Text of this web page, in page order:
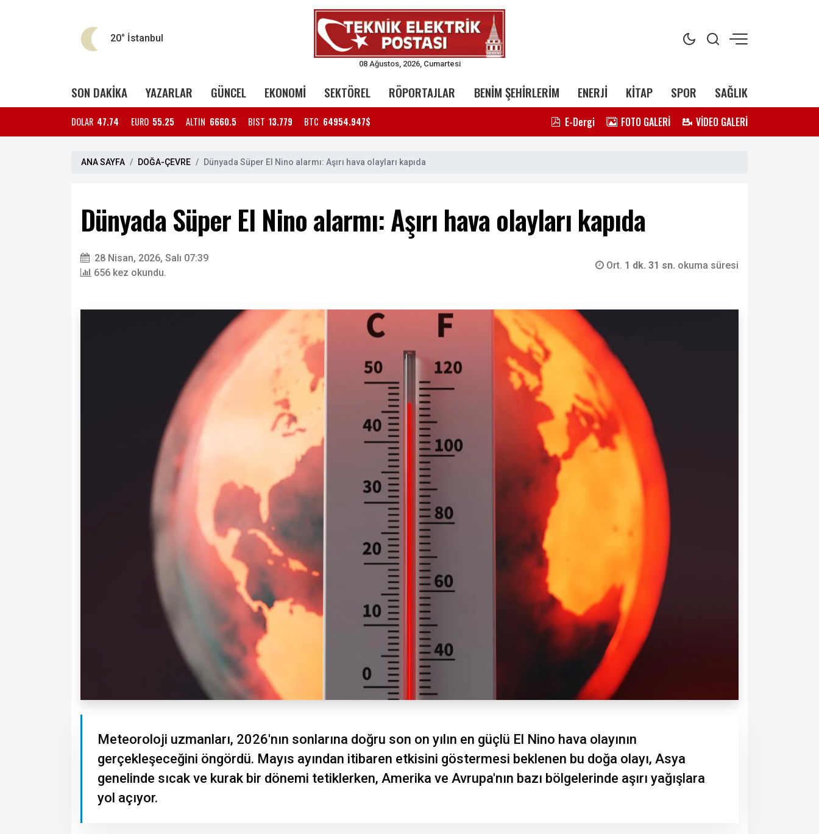
20° İstanbul
08 Ağustos, 2026, Cumartesi
SON DAKİKA YAZARLAR GÜNCEL EKONOMİ SEKTÖREL RÖPORTAJLAR BENİM ŞEHİRLERİM ENERJİ KİTAP SPOR SAĞLIK
DOLAR 47.74 EURO 55.25 ALTIN 6660.5 BIST 13.779 BTC 64954.947$ E-Dergi FOTO GALERİ VİDEO GALERİ
ANA SAYFA DOĞA-ÇEVRE Dünyada Süper El Nino alarmı: Aşırı hava olayları kapıda
Dünyada Süper El Nino alarmı: Aşırı hava olayları kapıda
28 Nisan, 2026, Salı 07:39
656 kez okundu.
Ort. 1 dk. 31 sn. okuma süresi
Meteoroloji uzmanları, 2026'nın sonlarına doğru son on yılın en güçlü El Nino hava olayının
gerçekleşeceğini öngördü. Mayıs ayından itibaren etkisini göstermesi beklenen bu doğa olayı, Asya
genelinde sıcak ve kurak bir dönemi tetiklerken, Amerika ve Avrupa'nın bazı bölgelerinde aşırı yağışlara
yol açıyor.